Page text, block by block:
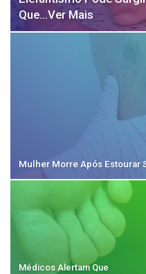
Que…Ver Mais
Mulher Morre Após Estourar
Médicos Alertam Que